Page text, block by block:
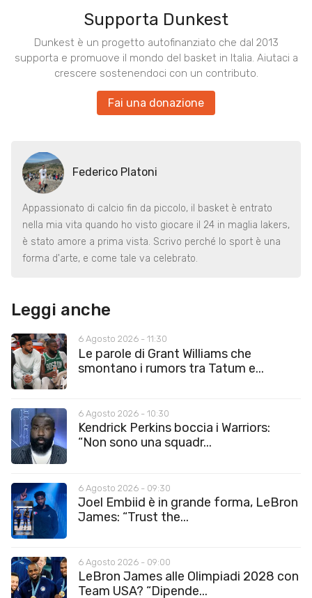
Supporta Dunkest
Dunkest è un progetto autofinanziato che dal 2013
supporta e promuove il mondo del basket in Italia. Aiutaci a
crescere sostenendoci con un contributo.
Fai una donazione
Federico Platoni
Appassionato di calcio fin da piccolo, il basket è entrato
nella mia vita quando ho visto giocare il 24 in maglia lakers,
è stato amore a prima vista. Scrivo perché lo sport è una
forma d'arte, e come tale va celebrato.
Leggi anche
6 Agosto 2026 - 11:30
Le parole di Grant Williams che
smontano i rumors tra Tatum e...
6 Agosto 2026 - 10:30
Kendrick Perkins boccia i Warriors:
“Non sono una squadr...
6 Agosto 2026 - 09:30
Joel Embiid è in grande forma, LeBron
James: “Trust the...
6 Agosto 2026 - 09:00
LeBron James alle Olimpiadi 2028 con
Team USA? “Dipende...